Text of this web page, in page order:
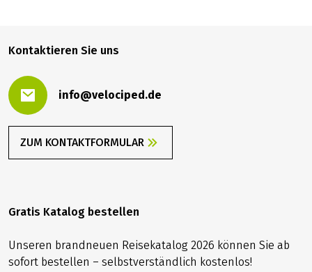
Kontaktieren Sie uns
info@velociped.de
ZUM KONTAKTFORMULAR
Gratis Katalog bestellen
Unseren brandneuen Reisekatalog 2026 können Sie ab
sofort bestellen – selbstverständlich kostenlos!